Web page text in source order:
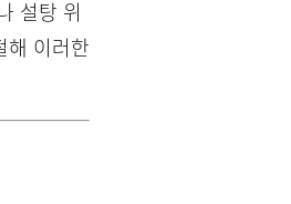
설탕 위
해 이러한